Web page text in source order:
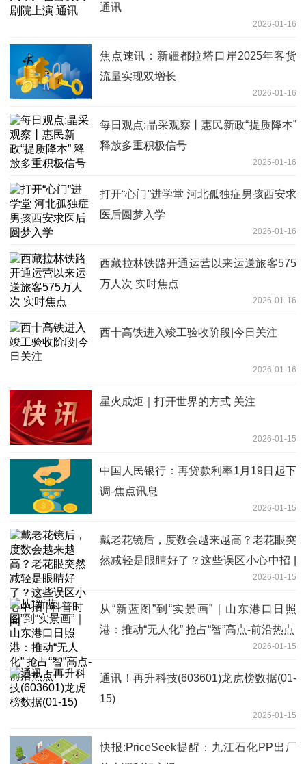
通讯
2026-01-16
焦点速讯：新疆都拉塔口岸2025年客货
流量实现双增长
2026-01-16
每日观点:晶采观察丨惠民新政“提质降本”
释放多重积极信号
2026-01-16
打开“心门”进学堂 河北孤独症男孩西安求
医后圆梦入学
2026-01-16
西藏拉林铁路开通运营以来运送旅客575
万人次 实时焦点
2026-01-16
西十高铁进入竣工验收阶段|今日关注
2026-01-16
星火成炬｜打开世界的方式 关注
2026-01-15
中国人民银行：再贷款利率1月19日起下
调-焦点讯息
2026-01-15
戴老花镜后，度数会越来越高？老花眼突
然减轻是眼睛好了？这些误区小心中招 |
2026-01-15
从“新蓝图”到“实景画”｜山东港口日照
港：推动“无人化” 抢占“智”高点-前沿热点
2026-01-15
通讯！再升科技(603601)龙虎榜数据(01-
15)
2026-01-15
快报:PriceSeek提醒：九江石化PP出厂